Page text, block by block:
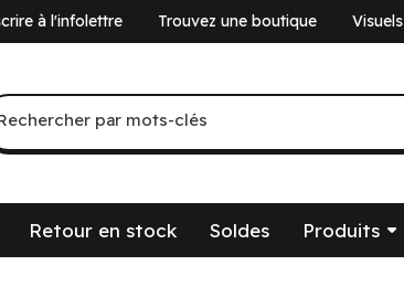
à l'infolettre Trouvez une boutique Visuels
par mots-clés
par mots-clés
Retour en stock Soldes Produits